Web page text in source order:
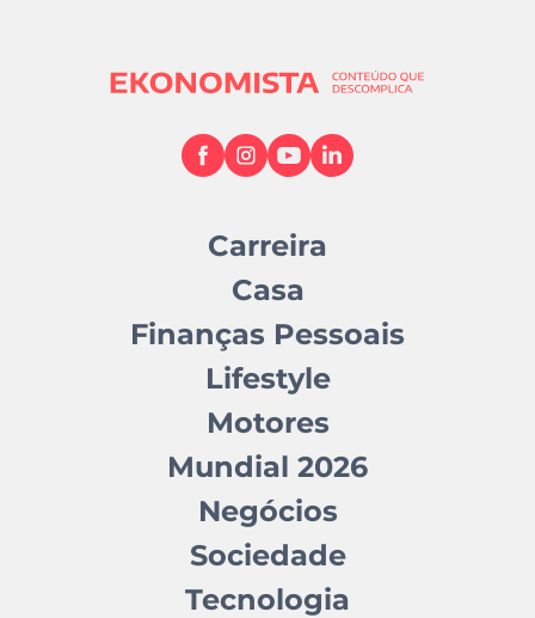
Carreira
Casa
Finanças Pessoais
Lifestyle
Motores
Mundial 2026
Negócios
Sociedade
Tecnologia